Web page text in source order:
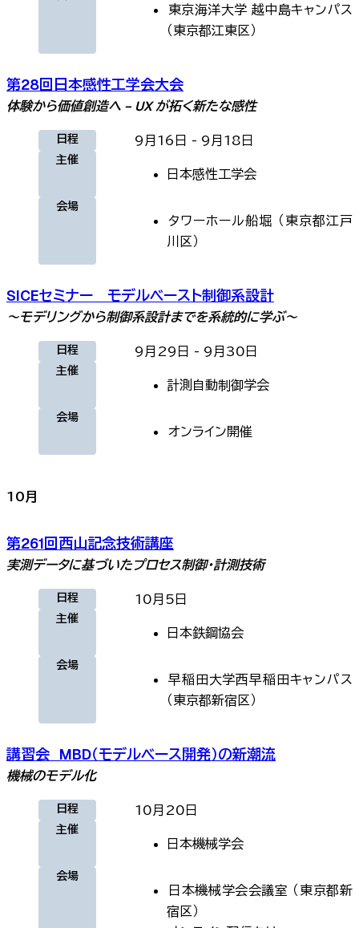
東京海洋大学 越中島キャンパス
（ 東京都江東区 ）
第28回日本感性工学会大会
体験から価値創造へ − UX が拓く新たな感性
日程 9月16日 - 9月18日
主催
日本感性工学会
会場
タワーホール船堀 （ 東京都江戸
川区 ）
SICEセミナー モデルベースト制御系設計
～モデリングから制御系設計までを系統的に学ぶ～
日程 9月29日 - 9月30日
主催
計測自動制御学会
会場
オンライン開催
10月
第261回西山記念技術講座
実測データに基づいたプロセス制御・計測技術
日程 10月5日
主催
日本鉄鋼協会
会場
早稲田大学西早稲田キャンパス
（ 東京都新宿区 ）
講習会 MBD（モデルベース開発）の新潮流
機械のモデル化
日程 10月20日
主催
日本機械学会
会場
日本機械学会会議室 （ 東京都新
宿区 ）